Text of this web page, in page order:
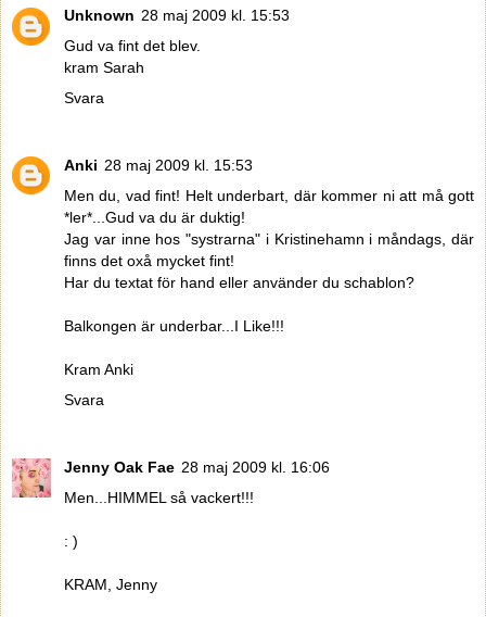
Unknown 28 maj 2009 kl. 15:53
Gud va fint det blev.
kram Sarah
Svara
Anki 28 maj 2009 kl. 15:53
Men du, vad fint! Helt underbart, där kommer ni att må gott
*ler*...Gud va du är duktig!
Jag var inne hos "systrarna" i Kristinehamn i måndags, där
finns det oxå mycket fint!
Har du textat för hand eller använder du schablon?
Balkongen är underbar...I Like!!!
Kram Anki
Svara
Jenny Oak Fae 28 maj 2009 kl. 16:06
Men...HIMMEL så vackert!!!
: )
KRAM, Jenny